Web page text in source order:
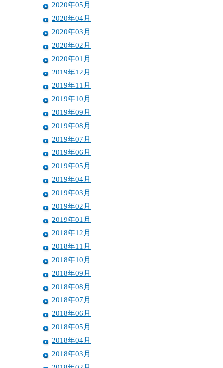
2020年05月
2020年04月
2020年03月
2020年02月
2020年01月
2019年12月
2019年11月
2019年10月
2019年09月
2019年08月
2019年07月
2019年06月
2019年05月
2019年04月
2019年03月
2019年02月
2019年01月
2018年12月
2018年11月
2018年10月
2018年09月
2018年08月
2018年07月
2018年06月
2018年05月
2018年04月
2018年03月